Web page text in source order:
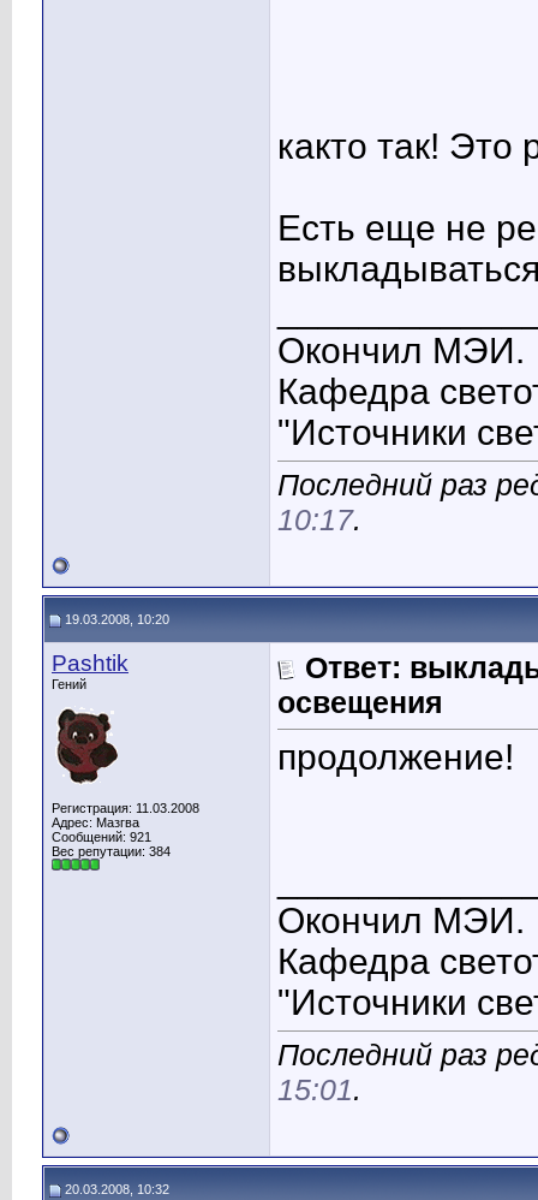
както так!
Есть еще не
Окончил МЭИ.
Кафедра
"Источники
Последний раз
10:17.
19.03.2008, 10:20
Pashtik
Гений
Регистрация: 11.03.2008
Адрес: Мазгва
Сообщений: 921
Вес репутации: 384
Ответ:
освещения
продолжение!
Окончил МЭИ.
Кафедра
"Источники
Последний раз
15:01.
20.03.2008, 10:32